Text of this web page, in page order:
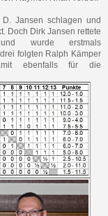
Jansen schlagen und
Doch Dirk Jansen rettete
wurde erstmals
folgten Ralph Kämper
ebenfalls für die